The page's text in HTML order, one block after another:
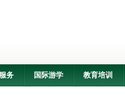
务 国际游学 教育培训